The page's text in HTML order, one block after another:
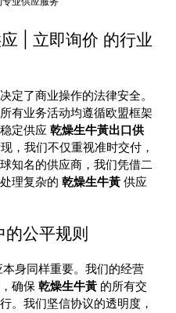
| 立即询价 的行业
定了商业操作的法律安全。
有业务活动均遵循欧盟框架
定供应 乾燥生牛黃出口供
，我们不仅重视准时交付，
知名的供应商，我们凭借二
理复杂的 乾燥生牛黃 供应
公平规则
身同样重要。我们的经营
确保 乾燥生牛黃 的所有交
。我们坚信协议的透明度，